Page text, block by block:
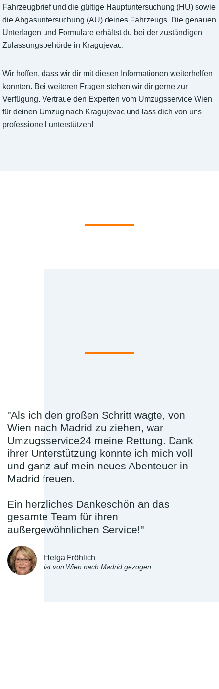
Fahrzeugbrief und die gültige Hauptuntersuchung (HU) sowie
die Abgasuntersuchung (AU) deines Fahrzeugs. Die genauen
Unterlagen und Formulare erhältst du bei der zuständigen
Zulassungsbehörde in Kragujevac.
Wir hoffen, dass wir dir mit diesen Informationen weiterhelfen
konnten. Bei weiteren Fragen stehen wir dir gerne zur
Verfügung. Vertraue den Experten vom Umzugsservice Wien
für deinen Umzug nach Kragujevac und lass dich von uns
professionell unterstützen!
"Als ich den großen Schritt wagte, von
Wien nach Madrid zu ziehen, war
Umzugsservice24 meine Rettung. Dank
ihrer Unterstützung konnte ich mich voll
und ganz auf mein neues Abenteuer in
Madrid freuen.
Ein herzliches Dankeschön an das
gesamte Team für ihren
außergewöhnlichen Service!"
Helga Fröhlich
ist von Wien nach Madrid gezogen.